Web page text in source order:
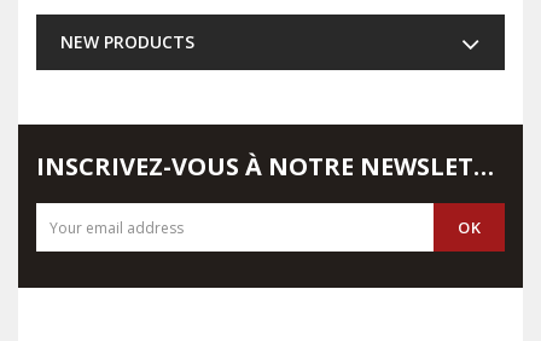
NEW PRODUCTS
INSCRIVEZ-VOUS À NOTRE NEWSLETTER